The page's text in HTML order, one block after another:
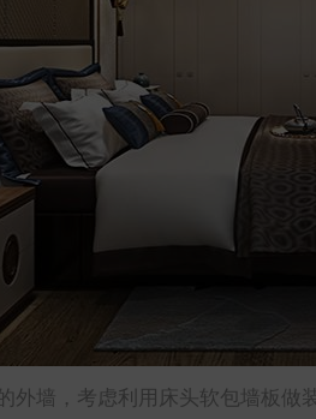
外墙，考虑利用床头软包墙板